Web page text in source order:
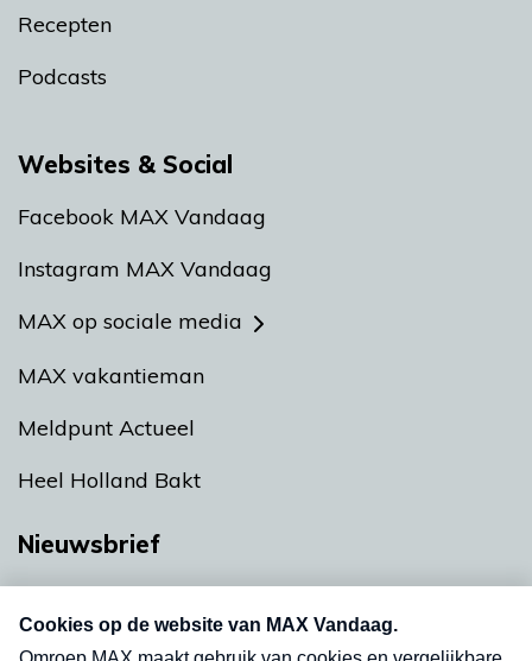
Recepten
Podcasts
Websites & Social
Facebook MAX Vandaag
Instagram MAX Vandaag
MAX op sociale media
MAX vakantieman
Meldpunt Actueel
Heel Holland Bakt
Nieuwsbrief
nieuwsbrief. Elke vrijdag- en dinsdagochtend in
uw mailbox.